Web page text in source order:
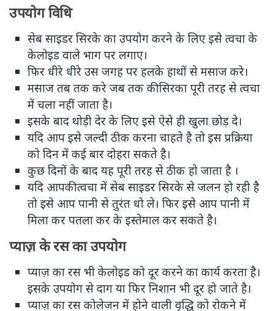
उपयोग विधि
सेब साइडर सिरके का उपयोग करने के लिए इसे त्वचा के
केलोइड वाले भाग पर लगाए।
फिर धीरे धीरे उस जगह पर हलके हाथों से मसाज करे।
मसाज तब तक करे जब तक की सिरका पूरी तरह से त्वचा
में चला नहीं जाता है।
इसके बाद थोड़ी देर के लिए इसे ऐसे ही खुला छोड़ दे।
यदि आप इसे जल्दी ठीक करना चाहते है तो इस प्रक्रिया
को दिन में कई बार दोहरा सकते है।
कुछ दिनों के बाद यह पूरी तरह से ठीक हो जाता है ।
यदि आपकी त्वचा में सेब साइडर सिरके से जलन हो रही है
तो इसे आप पानी से तुरंत धो ले। फिर इसे आप पानी में
मिला कर पतला कर के इस्तेमाल कर सकते है।
प्याज़ के रस का उपयोग
प्याज़ का रस भी केलोइड को दूर करने का कार्य करता है।
इसके उपयोग से दाग या फिर निशान भी दूर हो जाते है।
प्याज़ का रस कोलेजन में होने वाली वृद्धि को रोकने में